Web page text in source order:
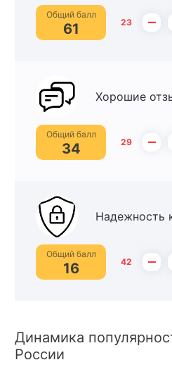
Общий балл
61 23 –
Хорошие
Общий балл
34 29 –
Надежность
Общий балл
16 42 –
Динамика
России